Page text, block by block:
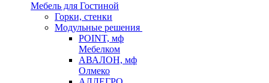
Мебель для Гостиной
Горки, стенки
Модульные решения
POINT, мф
Мебелком
АВАЛОН, мф
Олмеко